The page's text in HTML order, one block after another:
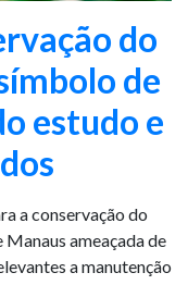
do
de
estudo e
a conservação do
ameaçada de
a manutenção